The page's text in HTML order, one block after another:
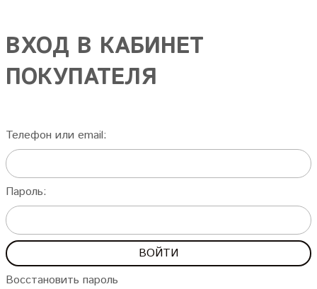
ВХОД В КАБИНЕТ
ПОКУПАТЕЛЯ
Телефон или email:
Пароль:
Восстановить пароль